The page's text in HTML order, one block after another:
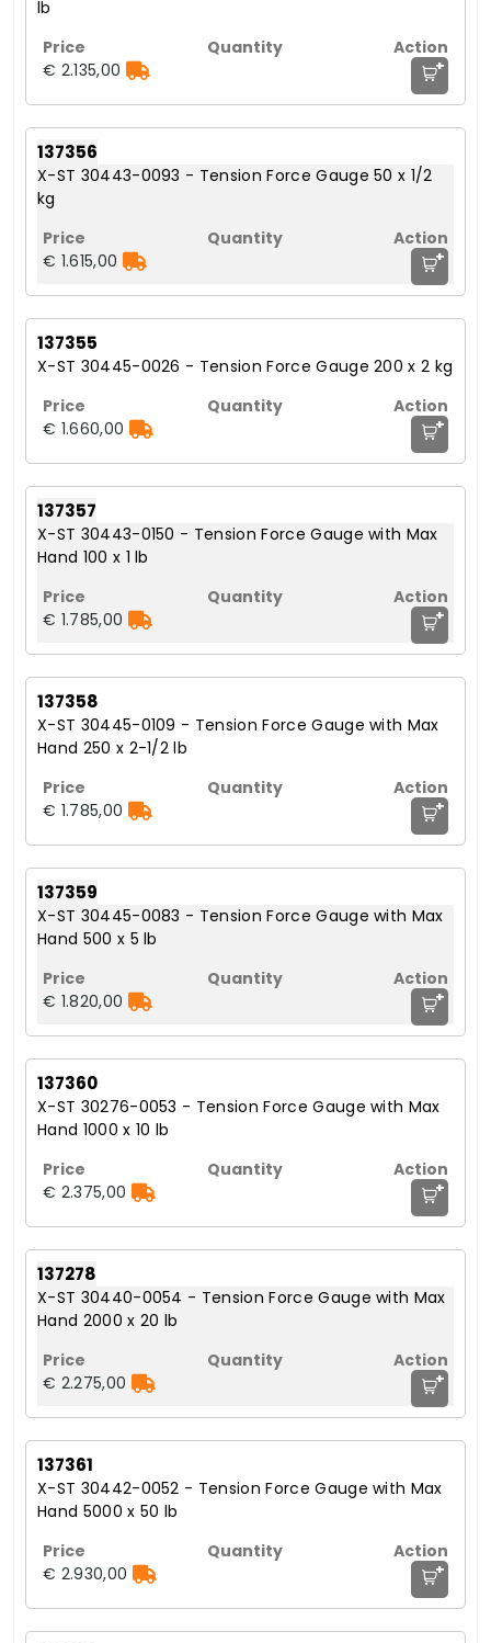
lb
€ 2.135,00 +
137356
X-ST 30443-0093 - Tension Force Gauge 50 x 1/2
kg
€ 1.615,00 +
137355
X-ST 30445-0026 - Tension Force Gauge 200 x 2 kg
€ 1.660,00 +
137357
X-ST 30443-0150 - Tension Force Gauge with Max
Hand 100 x 1 lb
€ 1.785,00 +
137358
X-ST 30445-0109 - Tension Force Gauge with Max
Hand 250 x 2-1/2 lb
€ 1.785,00 +
137359
X-ST 30445-0083 - Tension Force Gauge with Max
Hand 500 x 5 lb
€ 1.820,00 +
137360
X-ST 30276-0053 - Tension Force Gauge with Max
Hand 1000 x 10 lb
€ 2.375,00 +
137278
X-ST 30440-0054 - Tension Force Gauge with Max
Hand 2000 x 20 lb
€ 2.275,00 +
137361
X-ST 30442-0052 - Tension Force Gauge with Max
Hand 5000 x 50 lb
€ 2.930,00 +